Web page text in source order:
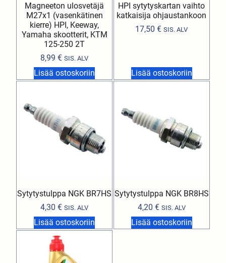
Magneeton ulosvetäjä
M27x1 (vasenkätinen
kierre) HPI, Keeway,
Yamaha skootterit, KTM
125-250 2T
8,99€ SIS. ALV
Lisää ostoskoriin
HPI sytytyskartan vaihto
katkaisija ohjaustankoon
17,50€ SIS. ALV
Lisää ostoskoriin
Sytytystulppa NGK BR7HS
4,30€ SIS. ALV
Lisää ostoskoriin
Sytytystulppa NGK BR8HS
4,20 € SIS. ALV
Lisää ostoskoriin